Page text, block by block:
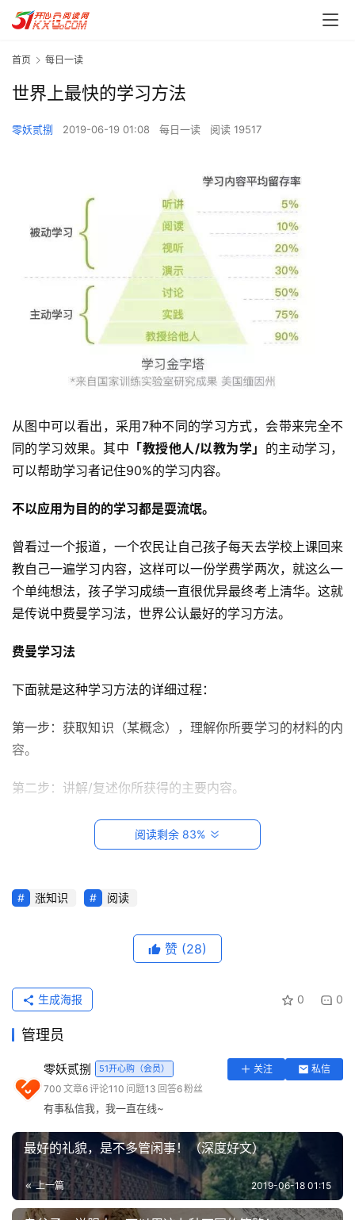
首
日
一
读
用
具
问
答
专
登录 注册
首页 每日一读
世界上最快的学习方法
零妖贰捌 2019-06-19 01:08 每日一读 阅读 19517
从图中可以看出，采用7种不同的学习方式，会带来完全不
同的学习效果。其中 「教授他人/以教为学」 的主动学习，
可以帮助学习者记住90%的学习内容。
不以应用为目的的学习都是耍流氓。
曾看过一个报道，一个农民让自己孩子每天去学校上课回来
教自己一遍学习内容，这样可以一份学费学两次，就这么一
个单纯想法，孩子学习成绩一直很优异最终考上清华。这就
是传说中费曼学习法，世界公认最好的学习方法。
费曼学习法
下面就是这种学习方法的详细过程：
第一步：获取知识（某概念），理解你所要学习的材料的内
容。
第二步：讲解/复述你所获得的主要内容。
第三步：用你自己的方式以潜意识的形式再次复述你所学到
第四步：可循环过程：
运用更简单精炼的语言概括。再用你所学到的知识解决实际
思考时在哪里卡壳，着重这个地方，再次理
解。这个过程至关重要！
第六步：检验，
这种学习方法高效原因是把被动学习变成主动学习。
芬奇。
罗斯福专注力
阅读剩余 83%
涨知识 阅读
赞 (28)
0 0
生成海报
管理员
零妖贰捌 51开心购（会员） 关注
私信
700 文章6评论110 问题13 回答6粉丝
有事私信我，我一直在线~
最好的礼貌，是不多管闲事！（深度好文）
上一篇 2019-06-18 01:15